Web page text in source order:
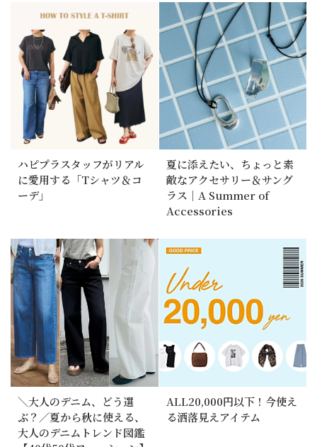
ハピプラスタッフがリアル
に愛用する「Tシャツ＆コ
ーデ」
夏に添えたい、ちょっと素
敵なアクセサリー＆サング
ラス｜A Summer of
Accessories
＼大人のデニム、どう選
ぶ？／夏から秋に使える、
大人のデニムトレンド図鑑
ALL20,000円以下！今使え
る洒落見えアイテム